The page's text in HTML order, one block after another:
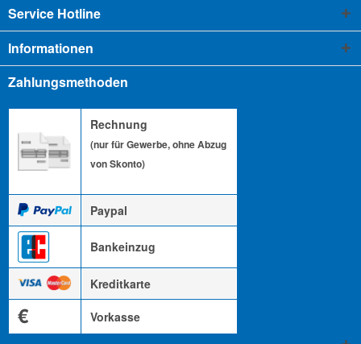
Service Hotline
Informationen
Zahlungsmethoden
Rechnung
(nur für Gewerbe, ohne Abzug
von Skonto)
Paypal
Bankeinzug
Kreditkarte
€ Vorkasse